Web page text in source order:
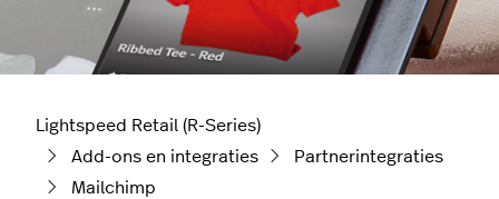
Lightspeed Retail (R-Series)
Add-ons en integraties
Partnerintegraties
Mailchimp